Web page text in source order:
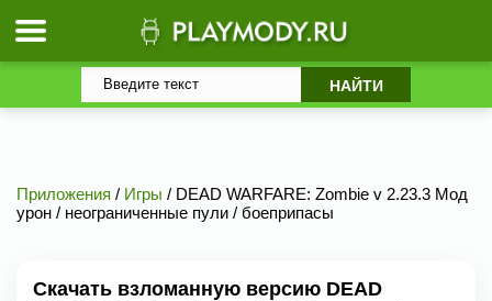
Приложения / Игры / DEAD WARFARE: Zombie v 2.23.3 Мод
урон / неограниченные пули / боеприпасы
Скачать взломанную версию DEAD